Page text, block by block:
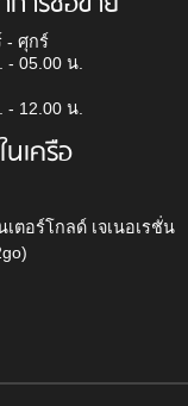
- ศุกร์
- 05.00 น.
- 12.00 น.
เครือ
ตอร์โกลด์ เจเนอเรชั่น